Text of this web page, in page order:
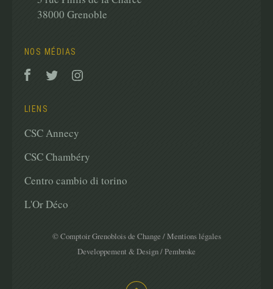
38000 Grenoble
NOS MÉDIAS
LIENS
CSC Annecy
CSC Chambéry
Centro cambio di torino
L'Or Déco
© Comptoir Grenoblois de Change /Mentions légales
Developpement & Design/Pembroke